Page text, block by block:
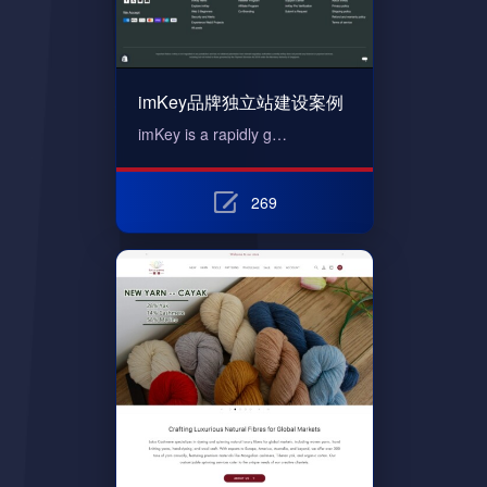
imKey品牌独立站建设案例
imKey is a rapidly g…
269